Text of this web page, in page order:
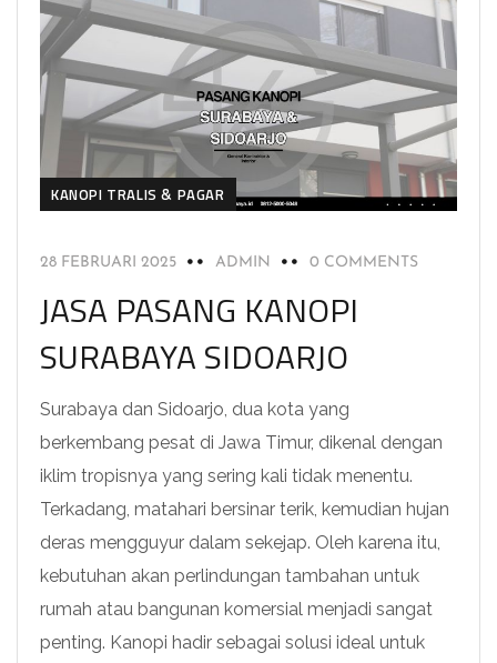
KANOPI TRALIS & PAGAR
28 FEBRUARI 2025 ADMIN 0 COMMENTS
JASA PASANG KANOPI
SURABAYA SIDOARJO
Surabaya dan Sidoarjo, dua kota yang
berkembang pesat di Jawa Timur, dikenal dengan
iklim tropisnya yang sering kali tidak menentu.
Terkadang, matahari bersinar terik, kemudian hujan
deras mengguyur dalam sekejap. Oleh karena itu,
kebutuhan akan perlindungan tambahan untuk
rumah atau bangunan komersial menjadi sangat
penting. Kanopi hadir sebagai solusi ideal untuk